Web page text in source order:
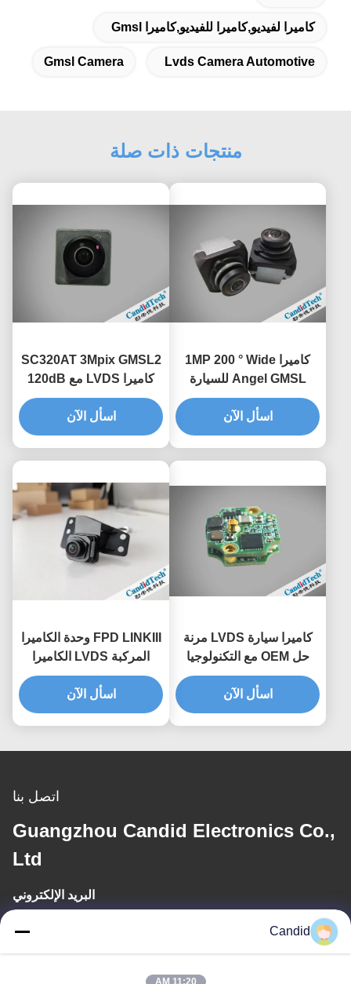
كاميرا لفيديو,كاميرا للفيديو,كاميرا Gmsl
Lvds Camera Automotive
Gmsl Camera
منتجات ذات صلة
كاميرا 1MP 200 ° Wide
Angel GMSL للسيارة
CMOS Sensor كاميرا
LVDS للسيارة
اسأل الآن
SC320AT 3Mpix GMSL2
كاميرا LVDS مع 120dB
HDR 210 ° Ultra-Wide-
Angle و IP69K مقاومة
للماء لتطبيقات السيارات
اسأل الآن
كاميرا سيارة LVDS مرنة
حل OEM مع التكنولوجيا
المتقدمة
اسأل الآن
FPD LINKIII وحدة الكاميرا
المركبة LVDS الكاميرا
FishEye عرض الزاوية
العريضة لحل التصوير في
السيارات
اسأل الآن
اتصل بنا
Guangzhou Candid Electronics Co.,
Ltd
البريد الإلكتروني
sales2@candidelectronics.com
Candid
11:20 AM